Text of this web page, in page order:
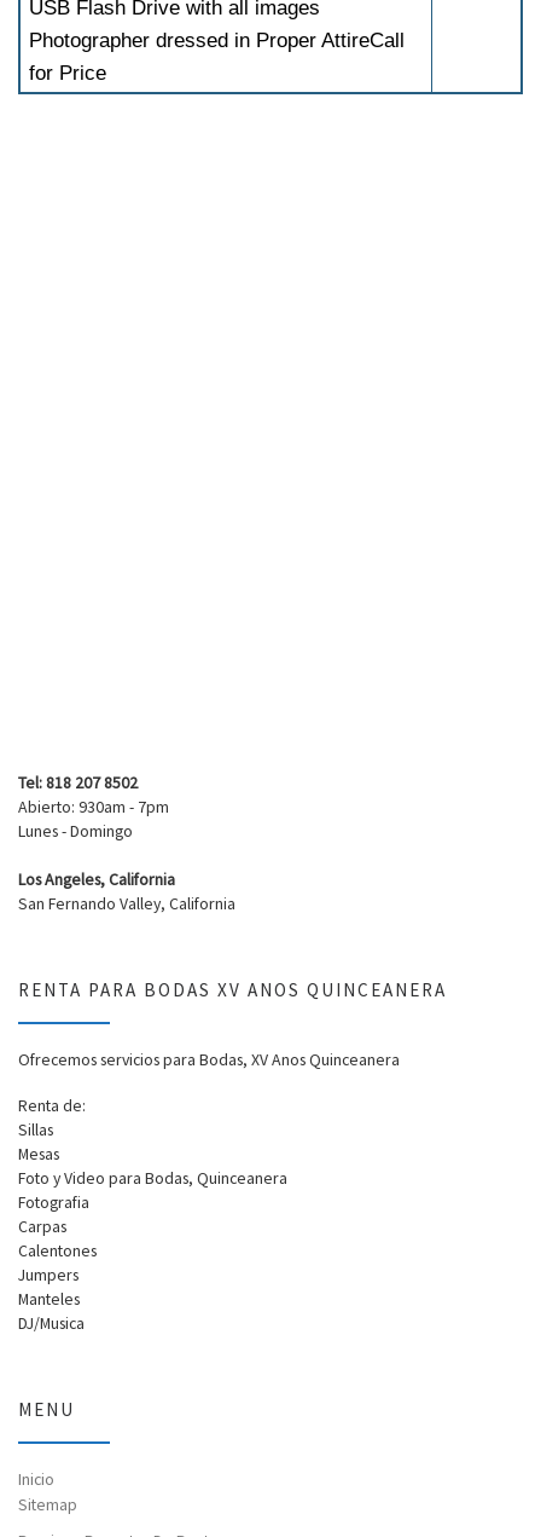
USB Flash Drive with all images
Photographer dressed in Proper AttireCall
for Price
Tel: 818 207 8502
Abierto: 930am - 7pm
Lunes - Domingo
Los Angeles, California
San Fernando Valley, California
RENTA PARA BODAS XV ANOS QUINCEANERA
Ofrecemos servicios para Bodas, XV Anos Quinceanera
Renta de:
Sillas
Mesas
Foto y Video para Bodas, Quinceanera
Fotografia
Carpas
Calentones
Jumpers
Manteles
DJ/Musica
MENU
Inicio
Sitemap